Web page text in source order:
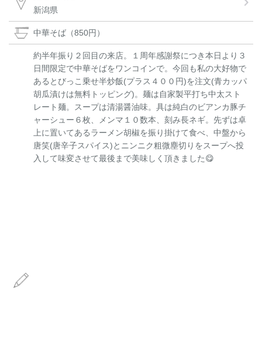
新潟県
中華そば（850円）
約半年振り２回目の来店。１周年感謝祭につき本日より３
日間限定で中華そばをワンコインで。今回も私の大好物で
あるとびっこ乗せ半炒飯(プラス４００円)を注文(青カッパ
胡瓜漬けは無料トッピング)。麺は自家製平打ち中太スト
レート麺。スープは清湯醤油味。具は純白のビアンカ豚チ
ャーシュー６枚、メンマ１０数本、刻み長ネギ。先ずは卓
上に置いてあるラーメン胡椒を振り掛けて食べ、中盤から
唐笑(唐辛子スパイス)とニンニク粗微塵切りをスープへ投
入して味変させて最後まで美味しく頂きました😋